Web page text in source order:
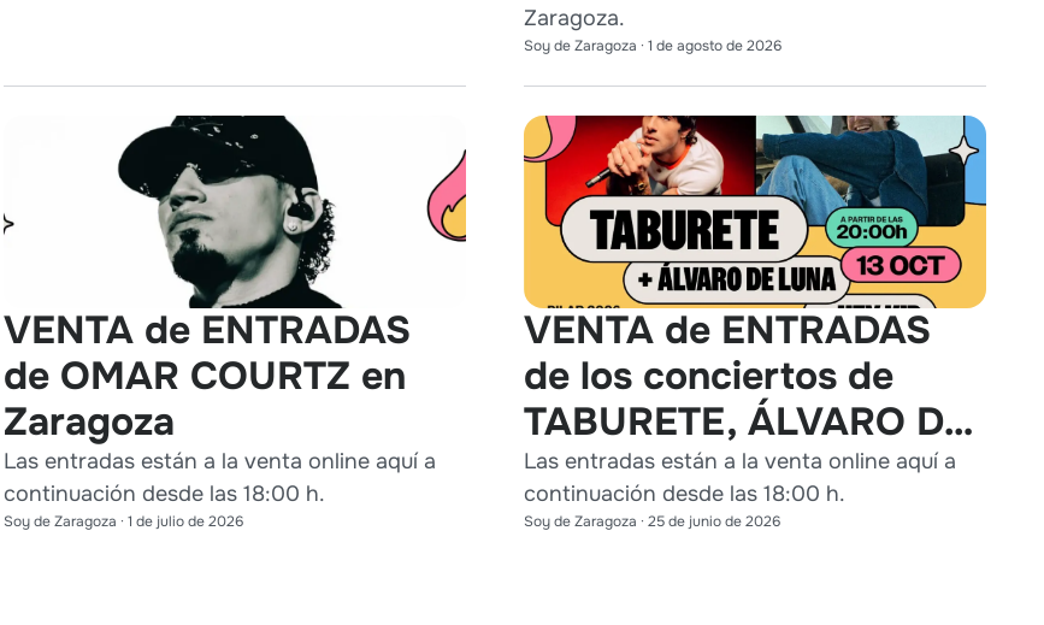
Zaragoza.
Soy de Zaragoza · 1 de agosto de 2026
VENTA de ENTRADAS
de OMAR COURTZ en
Zaragoza
Las entradas están a la venta online aquí a
continuación desde las 18:00 h.
Soy de Zaragoza · 1 de julio de 2026
VENTA de ENTRADAS
de los conciertos de
TABURETE, ÁLVARO DE
LUNA y HEY KID en
Zaragoza
Las entradas están a la venta online aquí a
continuación desde las 18:00 h.
Soy de Zaragoza · 25 de junio de 2026